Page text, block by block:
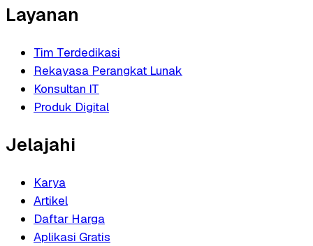
Layanan
Tim Terdedikasi
Rekayasa Perangkat Lunak
Konsultan IT
Produk Digital
Jelajahi
Karya
Artikel
Daftar Harga
Aplikasi Gratis